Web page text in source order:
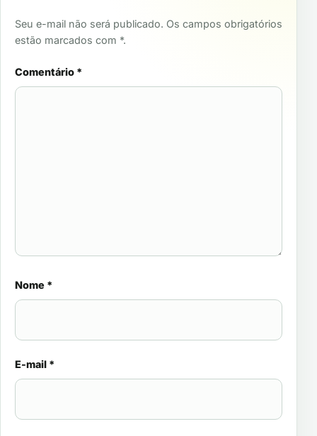
Seu e-mail não será publicado. Os campos obrigatórios
estão marcados com *.
Comentário *
Nome *
E-mail *